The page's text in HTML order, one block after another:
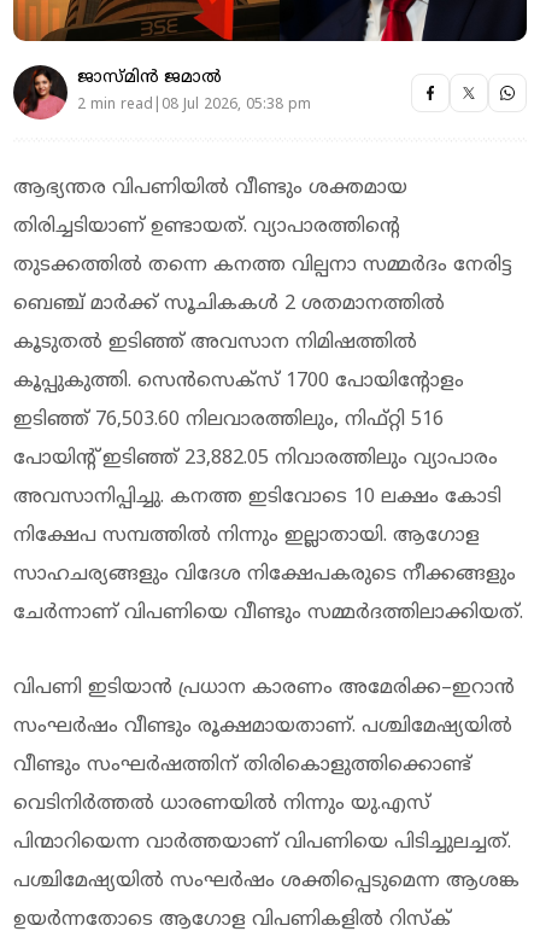
ജാസ്മിൻ ജമാൽ
2 min read|08 Jul 2026, 05:38 pm
ആഭ്യന്തര വിപണിയിൽ വീണ്ടും ശക്തമായ
തിരിച്ചടിയാണ് ഉണ്ടായത്. വ്യാപാരത്തിന്റെ
തുടക്കത്തിൽ തന്നെ കനത്ത വില്പനാ സമ്മർദം നേരിട്ട
ബെഞ്ച് മാർക്ക് സൂചികകൾ 2 ശതമാനത്തിൽ
കൂടുതൽ ഇടിഞ്ഞ് അവസാന നിമിഷത്തിൽ
കൂപ്പുകുത്തി. സെൻസെക്സ് 1700 പോയിന്റോളം
ഇടിഞ്ഞ് 76,503.60 നിലവാരത്തിലും, നിഫ്റ്റി 516
പോയിന്റ് ഇടിഞ്ഞ് 23,882.05 നിവാരത്തിലും വ്യാപാരം
അവസാനിപ്പിച്ചു. കനത്ത ഇടിവോടെ 10 ലക്ഷം കോടി
നിക്ഷേപ സമ്പത്തിൽ നിന്നും ഇല്ലാതായി. ആഗോള
സാഹചര്യങ്ങളും വിദേശ നിക്ഷേപകരുടെ നീക്കങ്ങളും
ചേർന്നാണ് വിപണിയെ വീണ്ടും സമ്മർദത്തിലാക്കിയത്.
വിപണി ഇടിയാൻ പ്രധാന കാരണം അമേരിക്ക–ഇറാൻ
സംഘർഷം വീണ്ടും രൂക്ഷമായതാണ്. പശ്ചിമേഷ്യയിൽ
വീണ്ടും സംഘർഷത്തിന് തിരികൊളുത്തിക്കൊണ്ട്
വെടിനിർത്തൽ ധാരണയിൽ നിന്നും യു.എസ്
പിന്മാറിയെന്ന വാർത്തയാണ് വിപണിയെ പിടിച്ചുലച്ചത്.
പശ്ചിമേഷ്യയിൽ സംഘർഷം ശക്തിപ്പെടുമെന്ന ആശങ്ക
ഉയർന്നതോടെ ആഗോള വിപണികളിൽ റിസ്ക്